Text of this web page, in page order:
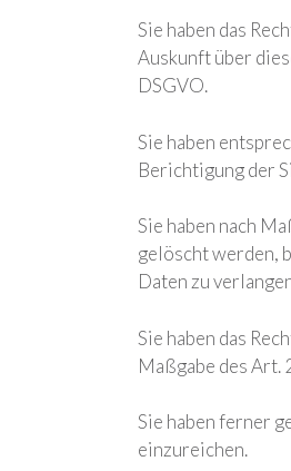
Sie haben das
Auskunft über
DSGVO.
Sie haben
Berichtigung der
Sie haben nach
gelöscht werden,
Daten zu
Sie haben das
Maßgabe des
Sie haben ferner
einzureichen.